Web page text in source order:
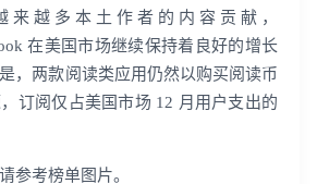
来越多本土作者的内容贡献，
在美国市场继续保持着良好的增长
，两款阅读类应用仍然以购买阅读币
订阅仅占美国市场 12 月用户支出的
参考榜单图片。